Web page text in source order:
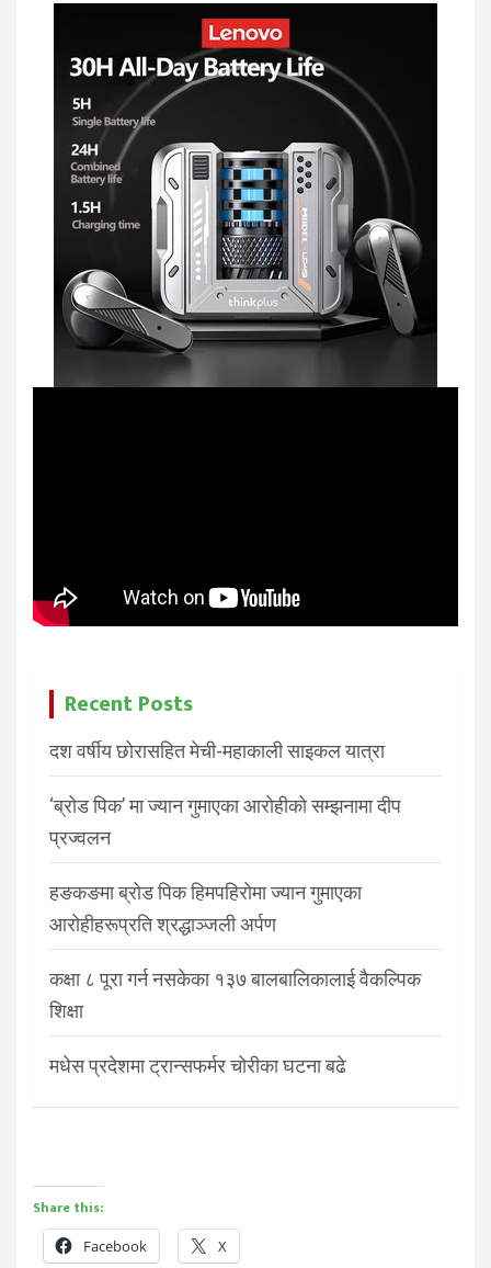
Recent Posts
दश वर्षीय छोरासहित मेची-महाकाली साइकल यात्रा
‘ब्रोड पिक’ मा ज्यान गुमाएका आरोहीको सम्झनामा दीप
प्रज्वलन
हङकङमा ब्रोड पिक हिमपहिरोमा ज्यान गुमाएका
आरोहीहरूप्रति श्रद्धाञ्जली अर्पण
कक्षा ८ पूरा गर्न नसकेका १३७ बालबालिकालाई वैकल्पिक
शिक्षा
मधेस प्रदेशमा ट्रान्सफर्मर चोरीका घटना बढे
Share this:
Facebook X